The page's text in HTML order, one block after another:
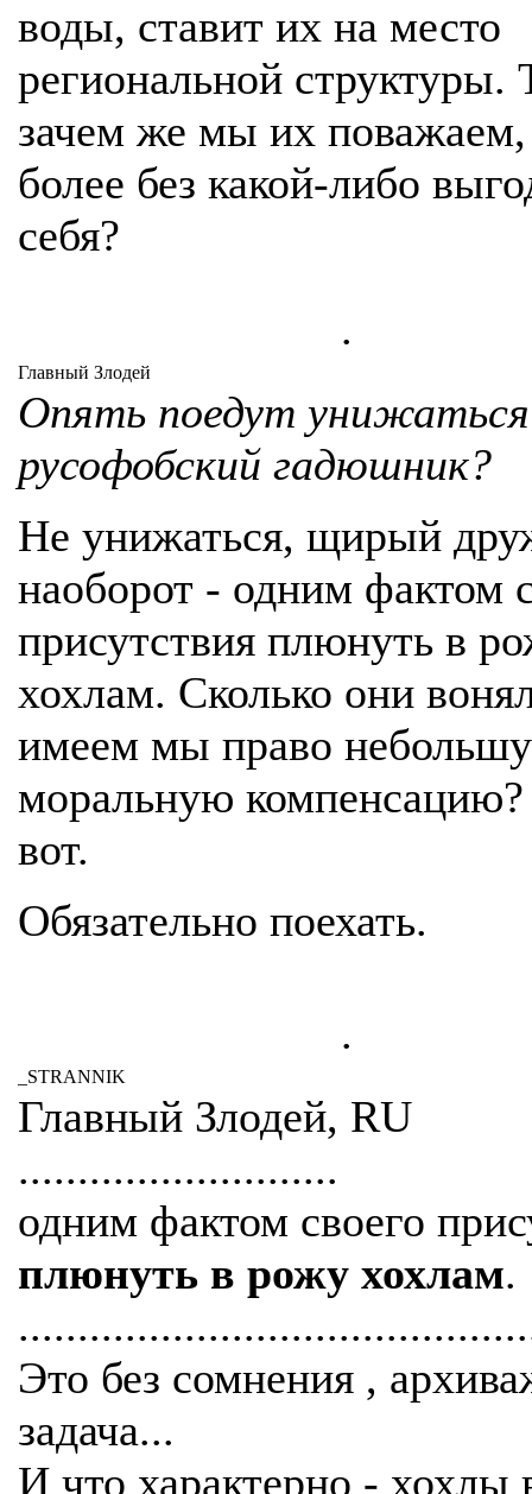
воды, ставит их на место
региональной структуры.
зачем же мы их
более без какой-либо
себя?
.
Главный Злодей
Опять поедут
русофобский гадюшник?
Не унижаться, щирый
наоборот - одним фактом
присутствия плюнуть в
хохлам. Сколько они
имеем мы право
моральную
вот.
Обязательно поехать.
.
_STRANNIK
Главный Злодей, RU
...........................
одним фактом своего
плюнуть в рожу хохлам.
Это без сомнения ,
задача...
И что характерно - хохлы